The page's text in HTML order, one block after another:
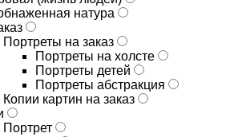
натура
Портреты на заказ
Портреты на холсте
Портреты детей
Портреты абстракция
Копии картин на заказ
Портрет